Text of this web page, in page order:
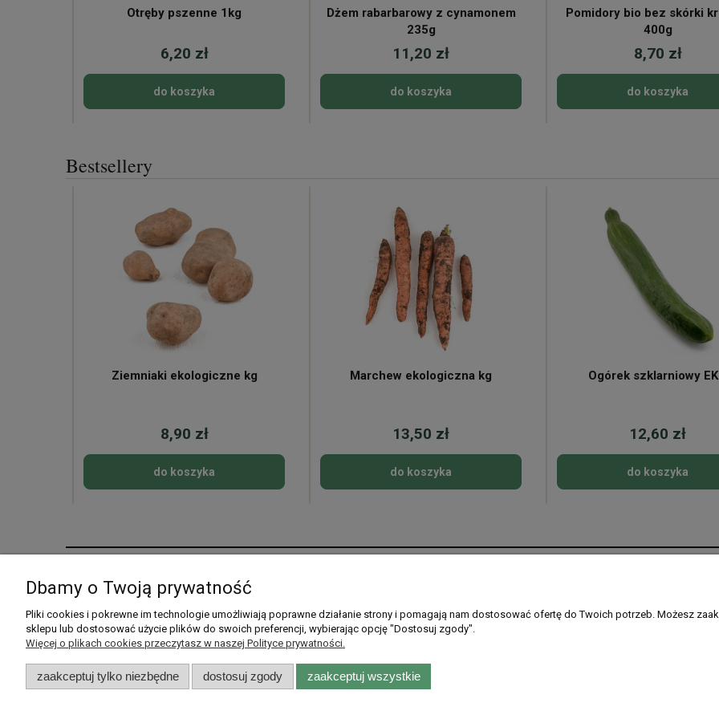
Otręby pszenne 1kg
6,20 zł
do koszyka
Dżem rabarbarowy z cynamonem
235g
11,20 zł
do koszyka
Pomidory bio bez skórki
400g
8,70 zł
do koszyka
Bestsellery
Ziemniaki ekologiczne kg
8,90 zł
do koszyka
Marchew ekologiczna kg
13,50 zł
do koszyka
Ogórek szklarniowy
12,60 zł
do koszyka
Pomoc
Pytania i odpowiedzi
Listy zakupowe
Twoje zamówienia
Ustawienia konta
Przechowalnia
Formy płatności
Gdzie dostarczamy
Regulamin sklepu
Dbamy o Twoją prywatność
Pliki cookies i pokrewne im technologie umożliwiają poprawne działanie strony i pomagają nam dostosować ofertę do Twoich potrzeb. Możesz
sklepu lub dostosować użycie plików do swoich preferencji, wybierając opcję "Dostosuj zgody".
Więcej o plikach cookies przeczytasz w naszej Polityce prywatności.
zaakceptuj tylko niezbędne dostosuj zgody zaakceptuj wszystkie